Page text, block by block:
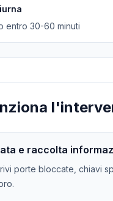
entro 30-60 minuti
e raccolta
porte bloccate, chiavi